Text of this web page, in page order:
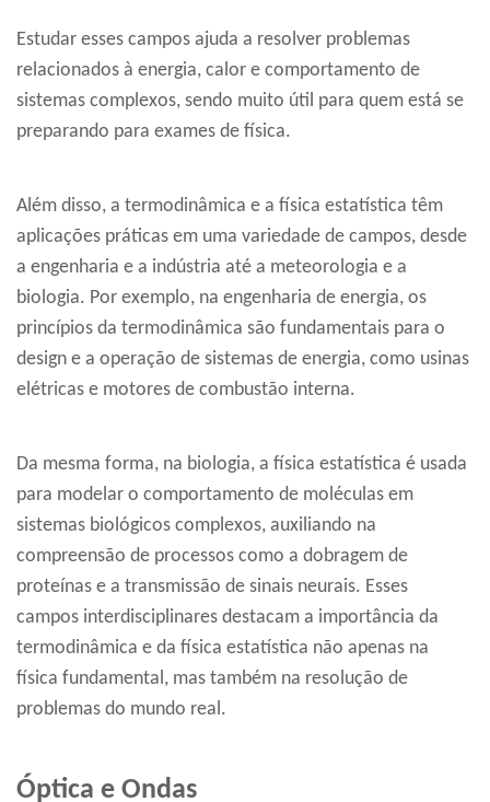
Estudar esses campos ajuda a resolver problemas
relacionados à energia, calor e comportamento de
sistemas complexos, sendo muito útil para quem está se
preparando para exames de física.
Além disso, a termodinâmica e a física estatística têm
aplicações práticas em uma variedade de campos, desde
a engenharia e a indústria até a meteorologia e a
biologia. Por exemplo, na engenharia de energia, os
princípios da termodinâmica são fundamentais para o
design e a operação de sistemas de energia, como usinas
elétricas e motores de combustão interna.
Da mesma forma, na biologia, a física estatística é usada
para modelar o comportamento de moléculas em
sistemas biológicos complexos, auxiliando na
compreensão de processos como a dobragem de
proteínas e a transmissão de sinais neurais. Esses
campos interdisciplinares destacam a importância da
termodinâmica e da física estatística não apenas na
física fundamental, mas também na resolução de
problemas do mundo real.
Óptica e Ondas